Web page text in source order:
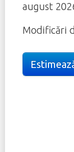
august
Modificări